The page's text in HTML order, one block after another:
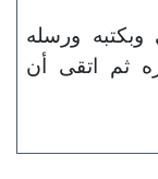
وبكتبه ورسله
ثم اتقى أن